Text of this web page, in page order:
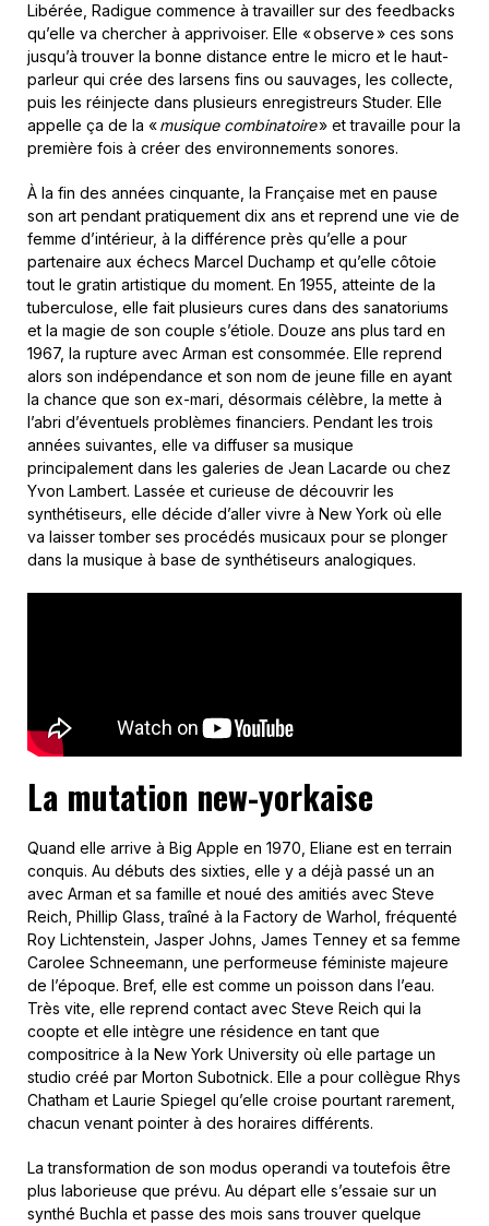
Libérée, Radigue commence à travailler sur des feedbacks
qu’elle va chercher à apprivoiser. Elle « observe » ces sons
jusqu’à trouver la bonne distance entre le micro et le haut-
parleur qui crée des larsens fins ou sauvages, les collecte,
puis les réinjecte dans plusieurs enregistreurs Studer. Elle
appelle ça de la «musique combinatoire» et travaille pour la
première fois à créer des environnements sonores.
À la fin des années cinquante, la Française met en pause
son art pendant pratiquement dix ans et reprend une vie de
femme d’intérieur, à la différence près qu’elle a pour
partenaire aux échecs Marcel Duchamp et qu’elle côtoie
tout le gratin artistique du moment. En 1955, atteinte de la
tuberculose, elle fait plusieurs cures dans des sanatoriums
et la magie de son couple s’étiole. Douze ans plus tard en
1967, la rupture avec Arman est consommée. Elle reprend
alors son indépendance et son nom de jeune fille en ayant
la chance que son ex-mari, désormais célèbre, la mette à
l’abri d’éventuels problèmes financiers. Pendant les trois
années suivantes, elle va diffuser sa musique
principalement dans les galeries de Jean Lacarde ou chez
Yvon Lambert. Lassée et curieuse de découvrir les
synthétiseurs, elle décide d’aller vivre à New York où elle
va laisser tomber ses procédés musicaux pour se plonger
dans la musique à base de synthétiseurs analogiques.
La mutation new-yorkaise
Quand elle arrive à Big Apple en 1970, Eliane est en terrain
conquis. Au débuts des sixties, elle y a déjà passé un an
avec Arman et sa famille et noué des amitiés avec Steve
Reich, Phillip Glass, traîné à la Factory de Warhol, fréquenté
Roy Lichtenstein, Jasper Johns, James Tenney et sa femme
Carolee Schneemann, une performeuse féministe majeure
de l’époque. Bref, elle est comme un poisson dans l’eau.
Très vite, elle reprend contact avec Steve Reich qui la
coopte et elle intègre une résidence en tant que
compositrice à la New York University où elle partage un
studio créé par Morton Subotnick. Elle a pour collègue Rhys
Chatham et Laurie Spiegel qu’elle croise pourtant rarement,
chacun venant pointer à des horaires différents.
La transformation de son modus operandi va toutefois être
plus laborieuse que prévu. Au départ elle s’essaie sur un
synthé Buchla et passe des mois sans trouver quelque